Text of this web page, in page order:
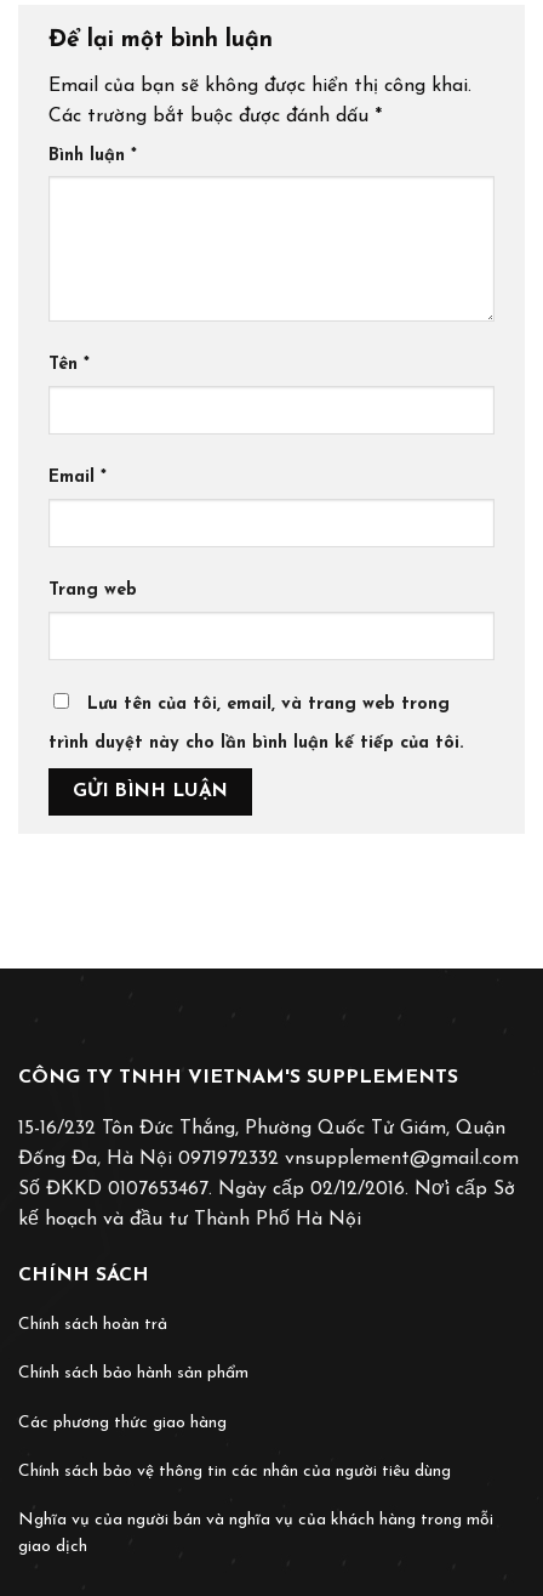
Để lại một bình luận
Email của bạn sẽ không được hiển thị công khai.
Các trường bắt buộc được đánh dấu *
Bình luận *
Tên *
Email *
Trang web
Lưu tên của tôi, email, và trang web trong
trình duyệt này cho lần bình luận kế tiếp của tôi.
CÔNG TY TNHH VIETNAM'S SUPPLEMENTS
15-16/232 Tôn Đức Thắng, Phường Quốc Tử Giám, Quận
Đống Đa, Hà Nội 0971972332 vnsupplement@gmail.com
Số ĐKKD 0107653467. Ngày cấp 02/12/2016. Nơ̛i cấp Sở
kế hoạch và đầu tư Thành Phố Hà Nội
CHÍNH SÁCH
Chính sách hoàn trả
Chính sách bảo hành sản phẩm
Các phương thức giao hàng
Chính sách bảo vệ thông tin các nhân của người tiêu dùng
Nghĩa vụ của người bán và nghĩa vụ của khách hàng trong mỗi
giao dịch